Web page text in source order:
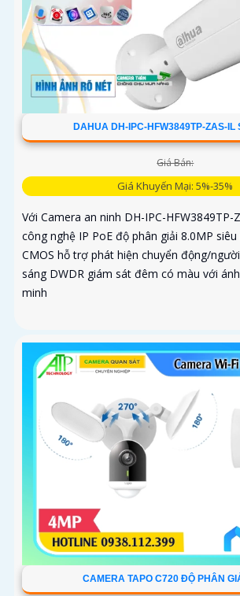
DAHUA DH-IPC-HFW3849TP-ZAS-IL
Giá Bán:
Giá Khuyến Mại: 5%-35%
Với Camera an ninh DH-IPC-HFW3849TP-
công nghệ IP PoE độ phân giải 8.0MP
CMOS hỗ trợ phát hiện chuyển động/
sáng DWDR giám sát đêm có màu với
minh
CAMERA TAPO C720 ĐỘ PHÂN